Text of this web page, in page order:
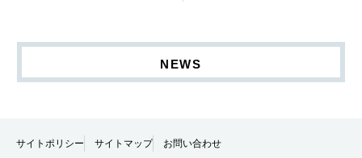
NEWS
サイトポリシー サイトマップ お問い合わせ